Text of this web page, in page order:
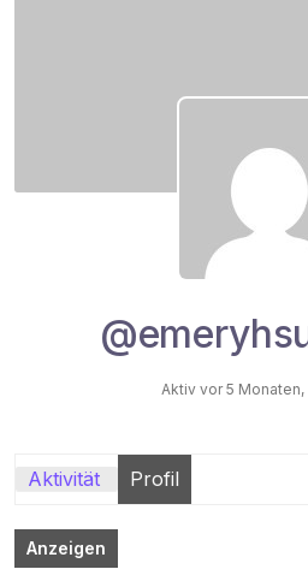
Aktiv vor 5 Monaten,
Aktivität Profil
Anzeigen